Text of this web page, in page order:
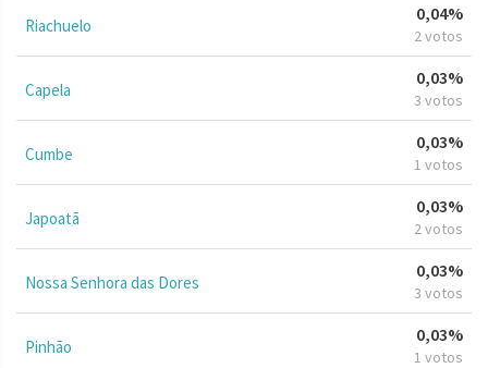
Riachuelo
0,04%
2 votos
Capela
0,03%
3 votos
Cumbe
0,03%
1 votos
Japoatã
0,03%
2 votos
Nossa Senhora das Dores
0,03%
3 votos
Pinhão
0,03%
1 votos